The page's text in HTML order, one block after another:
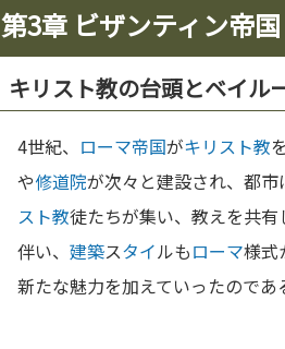
第3章 ビザンティン帝
キリスト教の台頭とベイル
4世紀、 ローマ帝国がキリスト教
や修道院が次々と建設され、都市
スト教徒たちが集い、教えを共有
伴い、 建築スタイルもローマ様式
新たな魅力を加えていったのであ